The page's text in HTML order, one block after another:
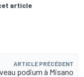
article
ARTICLE PRÉCÉDENT
podium à Misano